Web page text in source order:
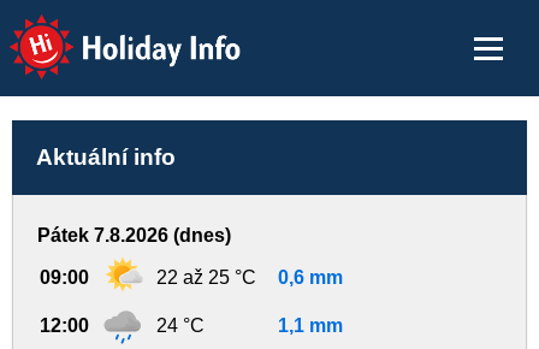
Holiday Info
Aktuální info
Pátek 7.8.2026 (dnes)
09:00 22 až 25 °C 0,6 mm
12:00 24 °C 1,1 mm